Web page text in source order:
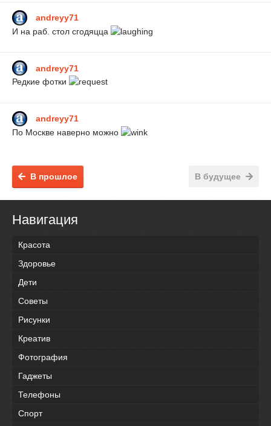
andreyy71
И на раб. стол сгодяцца
andreyy71
Редкие фотки
andreyy71
По Москве наверно можно
В будущее
В прошлое
Навигация
Красота
Здоровье
Дети
Советы
Рисунки
Креатив
Фотография
Гаджеты
Телефоны
Спорт